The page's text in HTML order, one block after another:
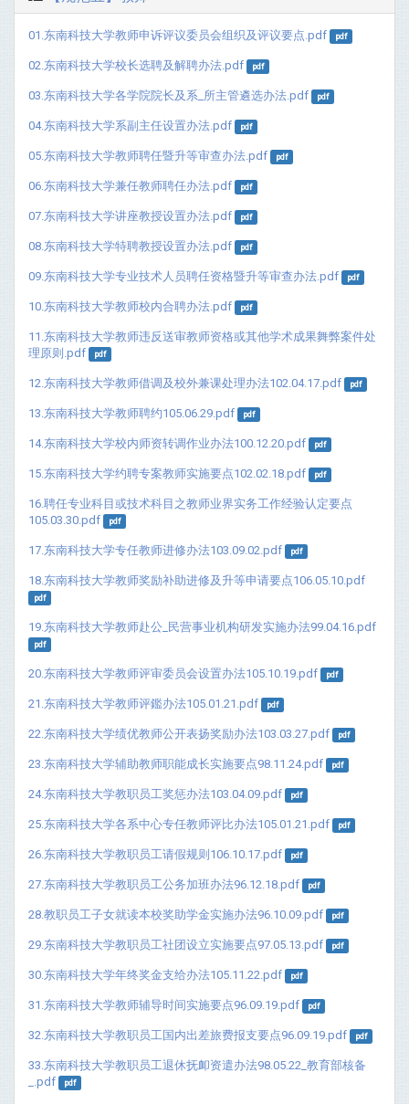
01.东南科技大学教师申诉评议委员会组织及评议要点.pdf pdf
02.东南科技大学校长选聘及解聘办法.pdf pdf
03.东南科技大学各学院院长及系_所主管遴选办法.pdf pdf
04.东南科技大学系副主任设置办法.pdf pdf
05.东南科技大学教师聘任暨升等审查办法.pdf pdf
06.东南科技大学兼任教师聘任办法.pdf pdf
07.东南科技大学讲座教授设置办法.pdf pdf
08.东南科技大学特聘教授设置办法.pdf pdf
09.东南科技大学专业技术人员聘任资格暨升等审查办法.pdf pdf
10.东南科技大学教师校内合聘办法.pdf pdf
11.东南科技大学教师违反送审教师资格或其他学术成果舞弊案件处
理原则.pdf
pdf
12.东南科技大学教师借调及校外兼课处理办法102.04.17.pdf pdf
13.东南科技大学教师聘约105.06.29.pdf pdf
14.东南科技大学校内师资转调作业办法100.12.20.pdf pdf
15.东南科技大学约聘专案教师实施要点102.02.18.pdf pdf
16.聘任专业科目或技术科目之教师业界实务工作经验认定要点
105.03.30.pdf
pdf
17.东南科技大学专任教师进修办法103.09.02.pdf pdf
18.东南科技大学教师奖励补助进修及升等申请要点106.05.10.pdf
pdf
19.东南科技大学教师赴公_民营事业机构研发实施办法99.04.16.pdf
pdf
20.东南科技大学教师评审委员会设置办法105.10.19.pdf pdf
21.东南科技大学教师评鑑办法105.01.21.pdf pdf
22.东南科技大学绩优教师公开表扬奖励办法103.03.27.pdf pdf
23.东南科技大学辅助教师职能成长实施要点98.11.24.pdf pdf
24.东南科技大学教职员工奖惩办法103.04.09.pdf pdf
25.东南科技大学各系中心专任教师评比办法105.01.21.pdf pdf
26.东南科技大学教职员工请假规则106.10.17.pdf pdf
27.东南科技大学教职员工公务加班办法96.12.18.pdf pdf
28.教职员工子女就读本校奖助学金实施办法96.10.09.pdf pdf
29.东南科技大学教职员工社团设立实施要点97.05.13.pdf pdf
30.东南科技大学年终奖金支给办法105.11.22.pdf pdf
31.东南科技大学教师辅导时间实施要点96.09.19.pdf pdf
32.东南科技大学教职员工国内出差旅费报支要点96.09.19.pdf pdf
33.东南科技大学教职员工退休抚卹资遣办法98.05.22_教育部核备
_.pdf
pdf